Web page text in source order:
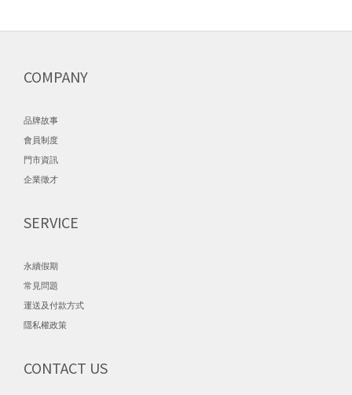
COMPANY
品牌故事
會員制度
門市資訊
企業徵才
SERVICE
永續假期
常見問題
運送及付款方式
隱私權政策
CONTACT US